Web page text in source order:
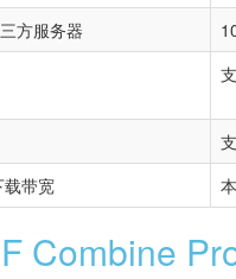
方服务器
带宽
Combine